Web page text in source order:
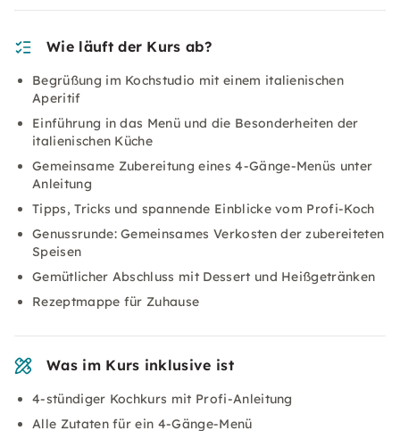
Wie läuft der Kurs ab?
Begrüßung im Kochstudio mit einem italienischen
Aperitif
Einführung in das Menü und die Besonderheiten der
italienischen Küche
Gemeinsame Zubereitung eines 4-Gänge-Menüs unter
Anleitung
Tipps, Tricks und spannende Einblicke vom Profi-Koch
Genussrunde: Gemeinsames Verkosten der zubereiteten
Speisen
Gemütlicher Abschluss mit Dessert und Heißgetränken
Rezeptmappe für Zuhause
Was im Kurs inklusive ist
4-stündiger Kochkurs mit Profi-Anleitung
Alle Zutaten für ein 4-Gänge-Menü